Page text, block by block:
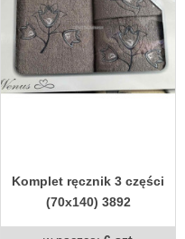
Komplet ręcznik 3 części
(70x140) 3892